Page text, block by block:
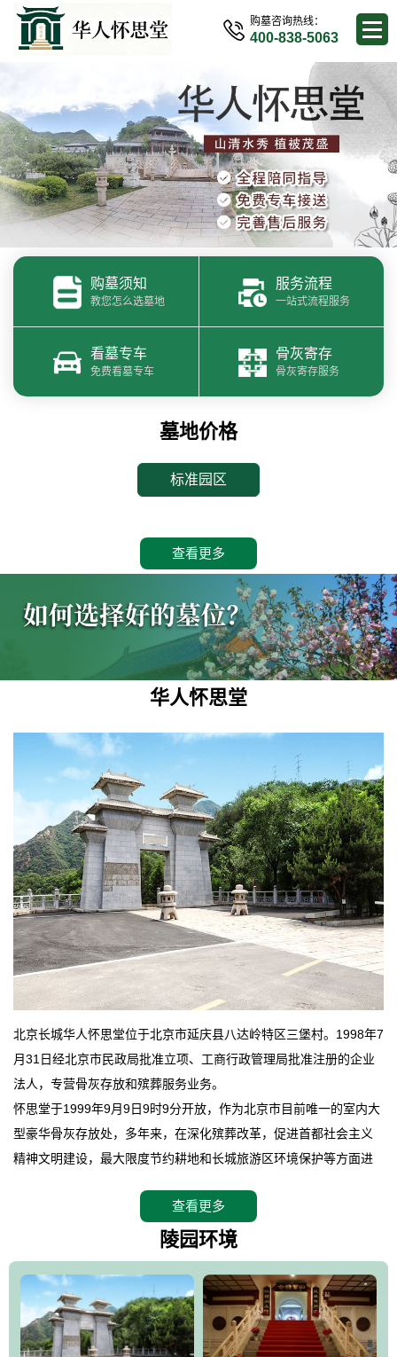
购墓咨询热线：
400-838-5063
购墓须知
教您怎么选墓地
服务流程
一站式流程服务
看墓专车
免费看墓专车
骨灰寄存
骨灰寄存服务
墓地价格
标准园区
查看更多
华人怀思堂
北京长城华人怀思堂位于北京市延庆县八达岭特区三堡村。1998年7
月31日经北京市民政局批准立项、工商行政管理局批准注册的企业
法人，专营骨灰存放和殡葬服务业务。
怀思堂于1999年9月9日9时9分开放，作为北京市目前唯一的室内大
型豪华骨灰存放处，多年来，在深化殡葬改革，促进首都社会主义
精神文明建设，最大限度节约耕地和长城旅游区环境保护等方面进
怀思堂辖区面积15万平方米，整体建筑面积5．8万平方米。主体建
筑有：怀思堂豪华墓室、礼祭大厅、随缘阁、百家姓觅宗长廊等。
仲、无字碑、香灯等。典型的仿秦、汉建筑风格。蓝色的琉璃瓦屋
顶，朱砂红的门、窗、柱、墙，汉白玉雕刻的雄狮、华表，花岗岩
铺成的路面和台阶，洒落其间的花卉、松柏与万里长城浑然一体、
查看更多
陵园环境